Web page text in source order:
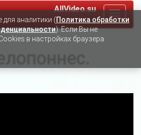
AllVideo.su
аналитики (Политика обработки
). Если Вы не
в настройках браузера